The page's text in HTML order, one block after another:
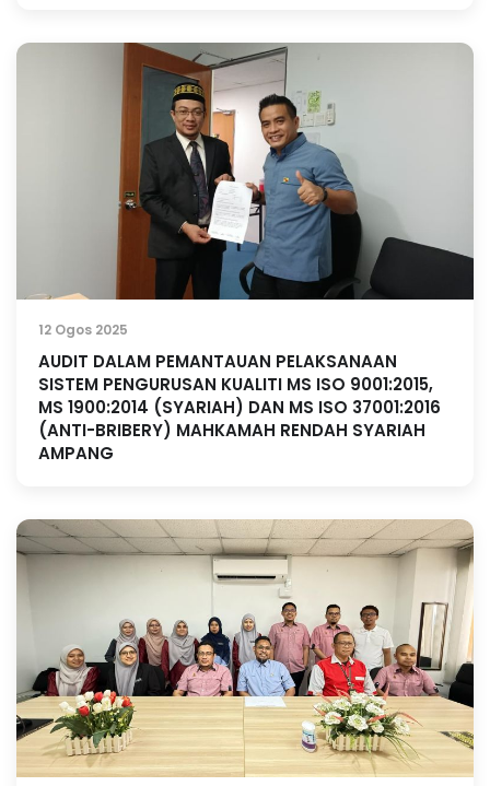
12 Ogos 2025
AUDIT DALAM PEMANTAUAN PELAKSANAAN
SISTEM PENGURUSAN KUALITI MS ISO 9001:2015,
MS 1900:2014 (SYARIAH) DAN MS ISO 37001:2016
(ANTI-BRIBERY) MAHKAMAH RENDAH SYARIAH
AMPANG